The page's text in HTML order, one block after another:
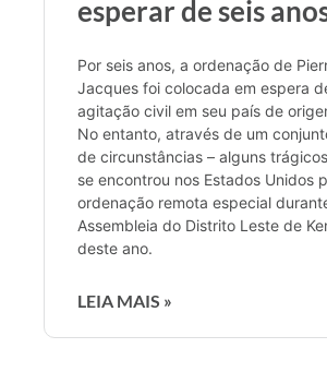
esperar de seis
Por seis anos, a ordenação de
Jacques foi colocada em espera
agitação civil em seu país de
No entanto, através de um
de circunstâncias – alguns
se encontrou nos Estados Unidos
ordenação remota especial
Assembleia do Distrito Leste de
deste ano.
LEIA MAIS »